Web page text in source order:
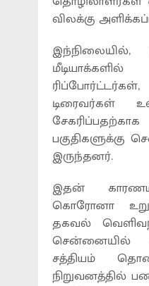
விலக்கு
இந்நிலையில்,
டிரைவர்கள்
இருந்தனர்.
இதன்
கொரோனா
தகவல்
சென்னையில்
சத்தியம்
நிறுவனத்தில்